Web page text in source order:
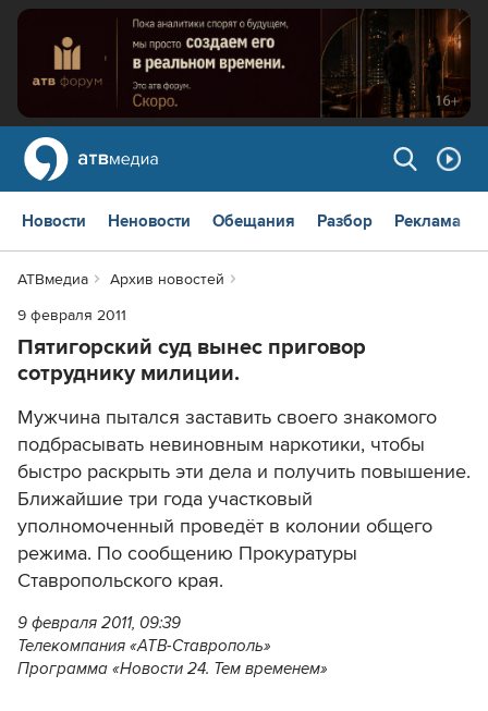
Новости Неновости Обещания Разбор Реклама
АТВмедиа
Архив новостей
9 февраля 2011
Пятигорский суд вынес приговор
сотруднику милиции.
Мужчина пытался заставить своего знакомого
подбрасывать невиновным наркотики, чтобы
быстро раскрыть эти дела и получить повышение.
Ближайшие три года участковый
уполномоченный проведёт в колонии общего
режима. По сообщению Прокуратуры
Ставропольского края.
9 февраля 2011, 09:39
Телекомпания «АТВ-Ставрополь»
Программа «Новости 24. Тем временем»